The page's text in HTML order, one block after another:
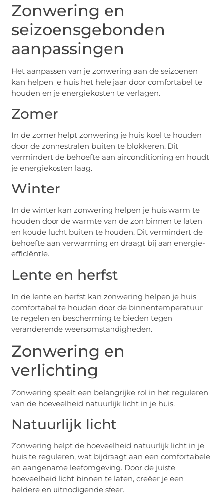
Zonwering en
seizoensgebonden
aanpassingen
Het aanpassen van je zonwering aan de seizoenen
kan helpen je huis het hele jaar door comfortabel te
houden en je energiekosten te verlagen.
Zomer
In de zomer helpt zonwering je huis koel te houden
door de zonnestralen buiten te blokkeren. Dit
vermindert de behoefte aan airconditioning en houdt
je energiekosten laag.
Winter
In de winter kan zonwering helpen je huis warm te
houden door de warmte van de zon binnen te laten
en koude lucht buiten te houden. Dit vermindert de
behoefte aan verwarming en draagt bij aan energie-
efficiëntie.
Lente en herfst
In de lente en herfst kan zonwering helpen je huis
comfortabel te houden door de binnentemperatuur
te regelen en bescherming te bieden tegen
veranderende weersomstandigheden.
Zonwering en
verlichting
Zonwering speelt een belangrijke rol in het reguleren
van de hoeveelheid natuurlijk licht in je huis.
Natuurlijk licht
Zonwering helpt de hoeveelheid natuurlijk licht in je
huis te reguleren, wat bijdraagt aan een comfortabele
en aangename leefomgeving. Door de juiste
hoeveelheid licht binnen te laten, creëer je een
heldere en uitnodigende sfeer.